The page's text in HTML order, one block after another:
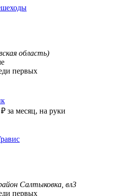
область)
первых
₽ за месяц, на руки
Салтыковка, вл3
первых